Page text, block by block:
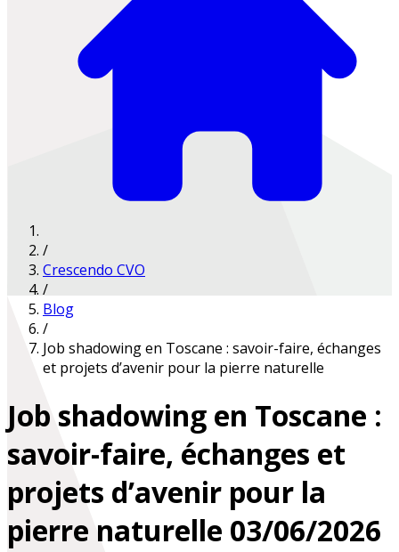
/
Crescendo CVO
/
Blog
/
Job shadowing en Toscane : savoir-faire, échanges
et projets d’avenir pour la pierre naturelle
Job shadowing en Toscane :
savoir-faire, échanges et
projets d’avenir pour la
pierre naturelle 03/06/2026